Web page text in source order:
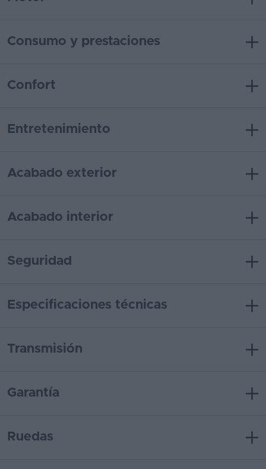
Consumo y prestaciones
Confort
Entretenimiento
Acabado exterior
Acabado interior
Seguridad
Especificaciones técnicas
Transmisión
Garantía
Ruedas